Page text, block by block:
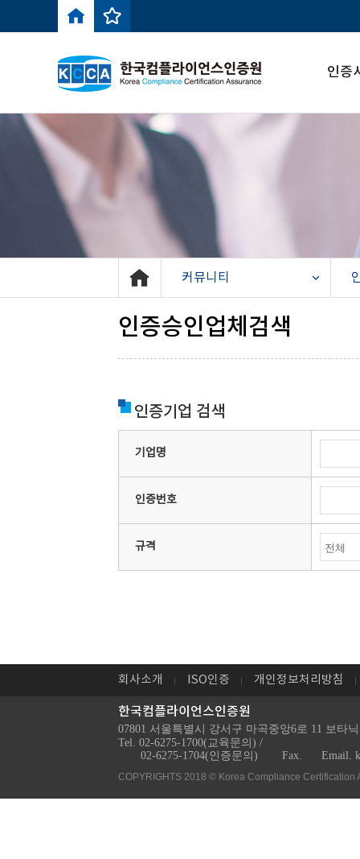
인증
커뮤니티
인증승인업체검색
인증기업 검색
기업명
인증번호
규격
회사소개 ISO인증 개인정보처리방침
한국컴플라이언스인증원
07801 서울특별시 강서구 마곡중앙6로 11 보타
Tel. 02-6275-1700(교육문의) /
02-6275-1704(인증문의)
Fax. Email.
COPYRIGHTS 2018 © Korea Compliance Certification